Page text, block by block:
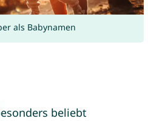
als Babynamen
beliebt